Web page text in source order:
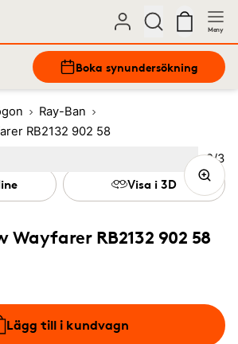
Meny
Boka synundersökning
Ray-Ban
RB2132 902 58
Wayfarer RB2132 902 58
Lägg till i kundvagn
Visa i 3D
Bild
2/3
3